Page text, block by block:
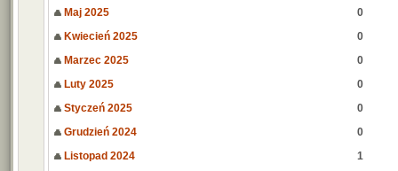
Maj 2025
0
Kwiecień 2025
0
Marzec 2025
0
Luty 2025
0
Styczeń 2025
0
Grudzień 2024
0
Listopad 2024
1